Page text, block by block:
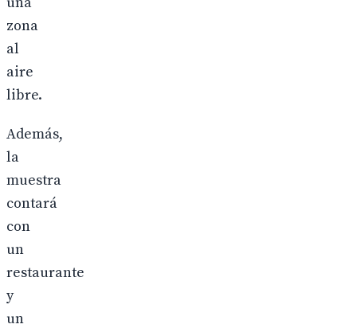
zona
al
aire
libre.
Además,
la
muestra
contará
con
un
restaurante
y
un